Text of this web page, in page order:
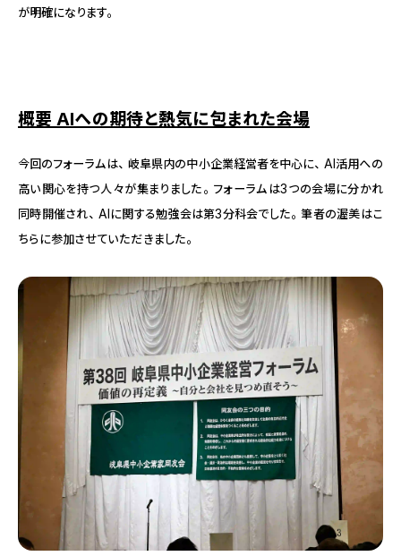
が明確になります。
概要 AIへの期待と熱気に包まれた会場
今回のフォーラムは、岐阜県内の中小企業経営者を中心に、AI活用への
高い関心を持つ人々が集まりました。フォーラムは3つの会場に分かれ
同時開催され、AIに関する勉強会は第3分科会でした。筆者の渥美はこ
ちらに参加させていただきました。